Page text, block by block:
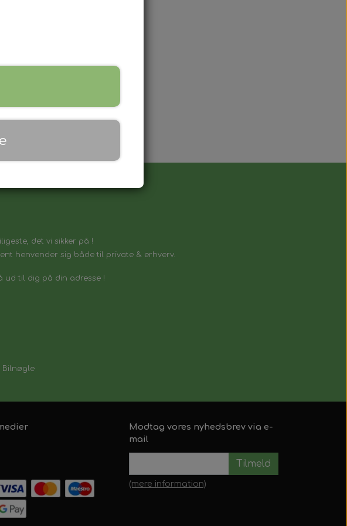
bilnøgle, der fungerer på samme måde
det vi sikker på !
henvender sig både til private & erhverv.
ud til dig på din adresse !
Bilnøgle
Modtag vores nyhedsbrev via e-
mail
Tilmeld
(mere information)